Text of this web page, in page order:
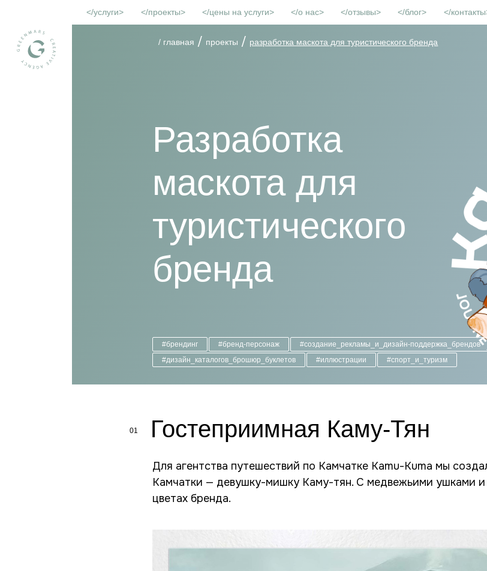
услуги проекты цены на услуги о нас отзывы блог контакты
/ главная / проекты / разработка маскота для туристического бренда
Разработка
маскота для
туристического
бренда
#брендинг #бренд-персонаж #создание_рекламы_и_дизайн-поддержка_брендов
#дизайн_каталогов_брошюр_буклетов
#иллюстрации #спорт_и_туризм
01 Гостеприимная Каму-Тян
Для агентства путешествий по Камчатке Kamu-Kuma мы
Камчатки — девушку-мишку Каму-тян. С медвежьими ушками
цветах бренда.